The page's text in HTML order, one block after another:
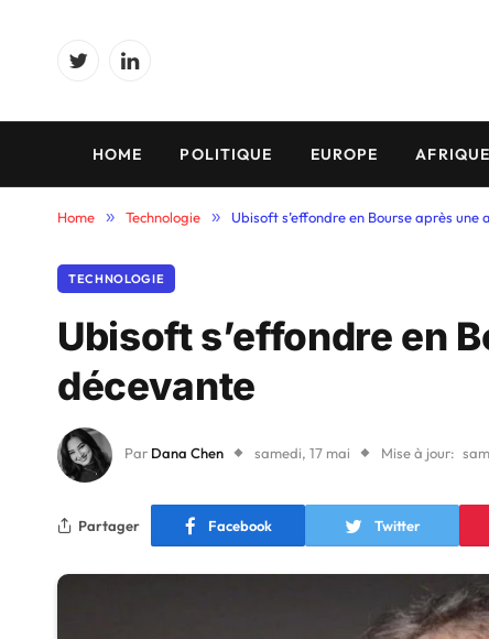
TwitterLinkedIn
HOME POLITIQUE EUROPE AFRIQUE
Home » Technologie » Ubisoft s’effondre en Bourse après une
TECHNOLOGIE
Ubisoft s’effondre en
décevante
Par Dana Chen samedi, 17 mai Mise à jour:
Partager Facebook Twitter